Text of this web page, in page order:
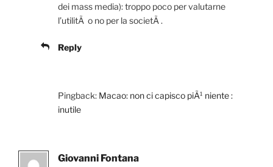
dei mass media): troppo poco per valutarne
l’utilitÃ o no per la societÃ .
Reply
Pingback: Macao: non ci capisco piÃ¹ niente :
inutile
Giovanni Fontana